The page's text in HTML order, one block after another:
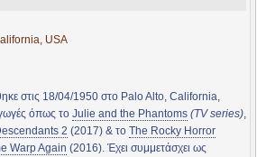
USA
στις 18/04/1950 στο Palo Alto, California,
όπως το Julie and the Phantoms (TV series),
2 (2017) & το The Rocky Horror
Warp Again (2016). Έχει συμμετάσχει ως